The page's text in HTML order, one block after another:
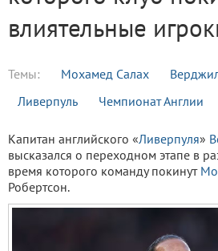
влиятельные
Темы: Мохамед Салах
Ливерпуль
Чемпионат Англии
Капитан английского «Ливерпуля»
высказался о переходном этапе в
время которого команду покинут
Робертсон.